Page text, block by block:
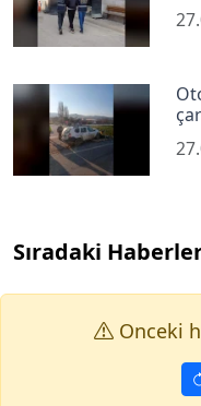
Sıradaki
Onceki